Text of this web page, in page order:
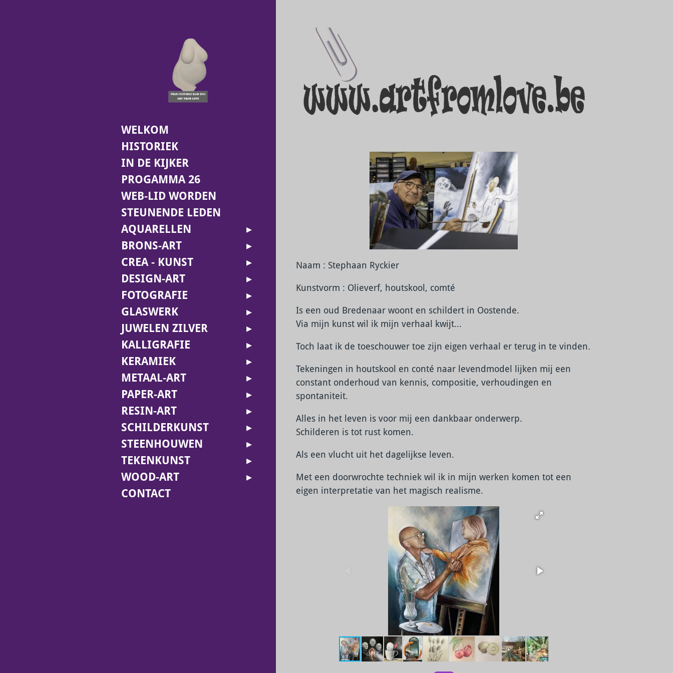
Naam : Stephaan Ryckier
Kunstvorm : Olieverf, houtskool, comté
Is een oud Bredenaar woont en schildert in Oostende.
Via mijn kunst wil ik mijn verhaal kwijt...
Toch laat ik de toeschouwer toe zijn eigen verhaal er terug in te vinden.
Tekeningen in houtskool en conté naar levendmodel lijken mij een
constant onderhoud van kennis, compositie, verhoudingen en
spontaniteit.
Alles in het leven is voor mij een dankbaar onderwerp.
Schilderen is tot rust komen.
Als een vlucht uit het dagelijkse leven.
Met een doorwrochte techniek wil ik in mijn werken komen tot een
eigen interpretatie van het magisch realisme.
WELKOM
HISTORIEK
IN DE KIJKER
PROGAMMA 26
WEB-LID WORDEN
STEUNENDE LEDEN
AQUARELLEN
BRONS-ART
CREA - KUNST
DESIGN-ART
FOTOGRAFIE
GLASWERK
JUWELEN ZILVER
KALLIGRAFIE
KERAMIEK
METAAL-ART
PAPER-ART
RESIN-ART
SCHILDERKUNST
STEENHOUWEN
TEKENKUNST
WOOD-ART
CONTACT